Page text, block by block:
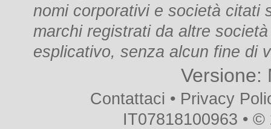
nomi corporativi e società citati
marchi registrati da altre
esplicativo, senza alcun fine di
Versione:
Contattaci • Privacy
IT07818100963 •